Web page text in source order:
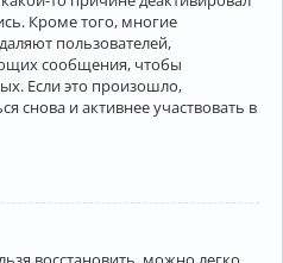
Кроме того, многие
пользователей,
сообщения, чтобы
Если это произошло,
снова и активнее участвовать в